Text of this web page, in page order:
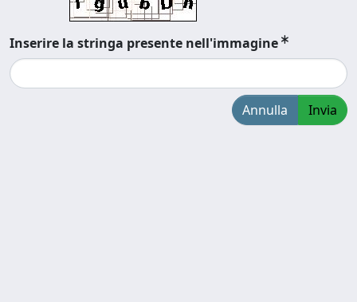
Inserire la stringa presente nell'immagine
Annulla Invia